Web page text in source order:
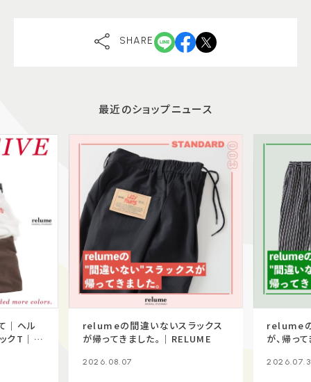
SHARE
最近のショップニュース
｜ヘル
クT｜
relumeの間違いないスラックス
が帰ってきました。｜RELUME
2026.08.07
relume
が、帰っ